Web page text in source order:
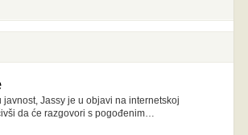
Jassy je u objavi na internetskoj
da će razgovori s pogođenim…